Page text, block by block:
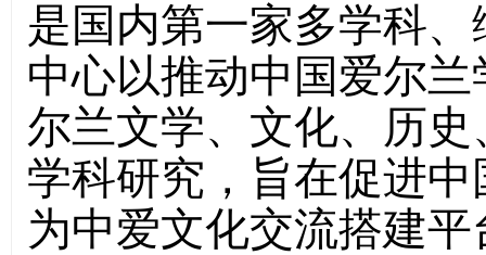
是国内第一家多学科
中心以推动中国爱尔
尔兰文学、文化、历
学科研究，旨在促进
为中爱文化交流搭建